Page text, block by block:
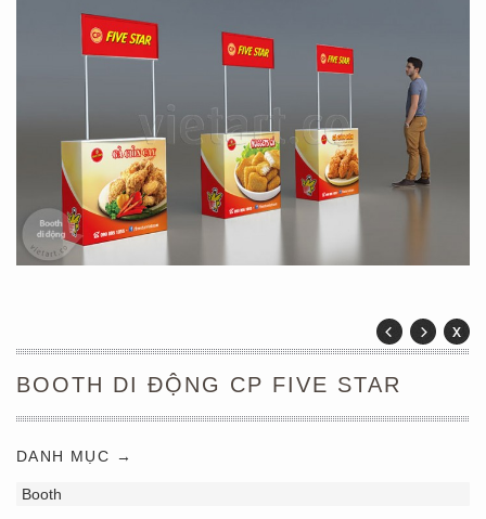
BOOTH DI ĐỘNG CP FIVE STAR
DANH MỤC →
Booth